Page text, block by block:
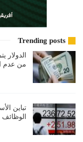
Trending posts
من عدم
تباين
الوظائف